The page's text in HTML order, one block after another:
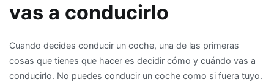
vas a conducirlo
Cuando decides conducir un coche, una de las primeras
cosas que tienes que hacer es decidir cómo y cuándo vas a
conducirlo. No puedes conducir un coche como si fuera tuyo.